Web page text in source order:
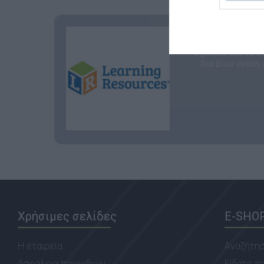
Από το
σχολείο και το
Χρήσιμες σελίδες
Η εταιρεία
E-